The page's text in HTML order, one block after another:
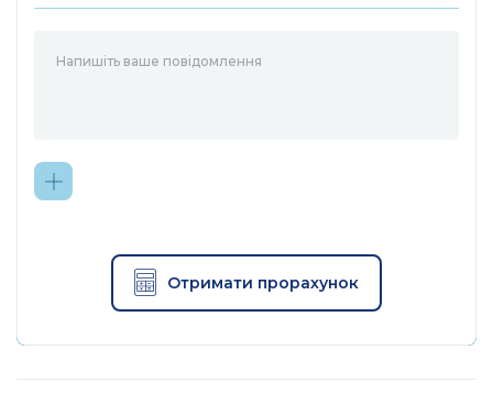
11b: до 11 Мбит/c
11n HT20: -74 дБм
Отримати прорахунок